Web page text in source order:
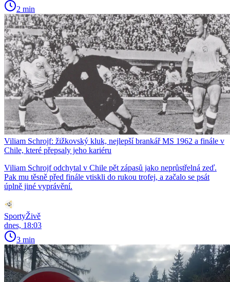
2 min
Viliam Schrojf: žižkovský kluk, nejlepší brankář MS 1962 a finále v
Chile, které přepsaly jeho kariéru
Viliam Schrojf odchytal v Chile pět zápasů jako neprůstřelná zeď.
Pak mu těsně před finále vtiskli do rukou trofej, a začalo se psát
úplně jiné vyprávění.
SportyŽivě
dnes, 18:03
3 min